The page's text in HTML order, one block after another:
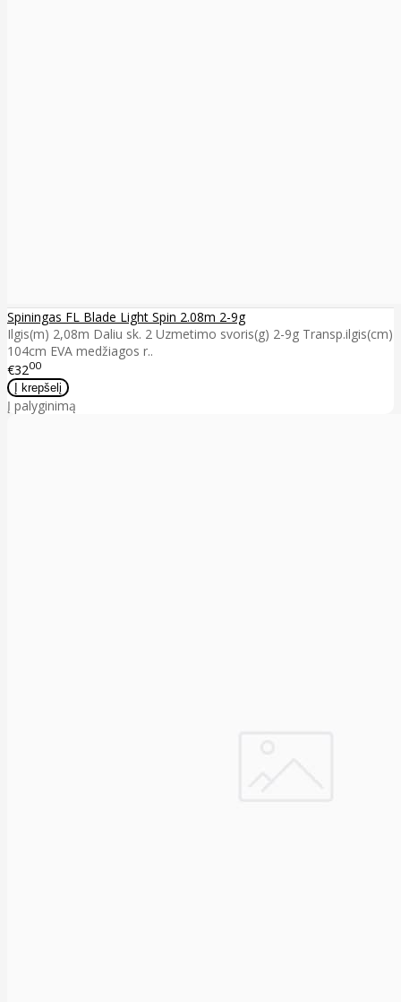
Spiningas FL Blade Light Spin 2.08m 2-9g
Ilgis(m) 2,08m Daliu sk. 2 Uzmetimo svoris(g) 2-9g Transp.ilgis(cm)
104cm EVA medžiagos r..
€3200
Į palyginimą